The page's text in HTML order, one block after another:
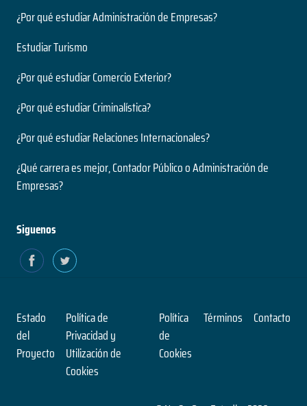
¿Por qué estudiar Administración de Empresas?
Estudiar Turismo
¿Por qué estudiar Comercio Exterior?
¿Por qué estudiar Criminalística?
¿Por qué estudiar Relaciones Internacionales?
¿Qué carrera es mejor, Contador Público o Administración de
Empresas?
Siguenos
Estado
del
Proyecto
Política de
Privacidad y
Utilización de
Cookies
Política
de
Cookies
Términos Contacto